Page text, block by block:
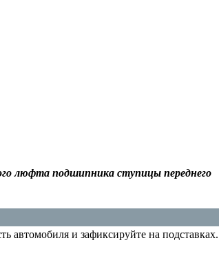
люфта подшипника ступицы переднего
автомобиля и зафиксируйте на подставках.